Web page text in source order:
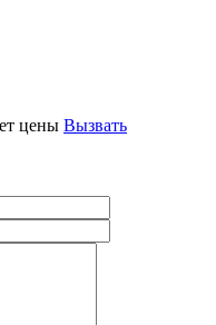
цены Вызвать